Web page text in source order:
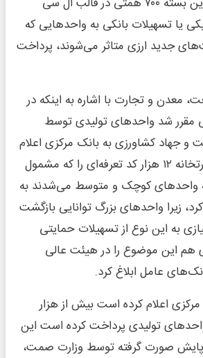
یا تسهیلات بانکی به واحدهایی که
جدید ارزی متاثر می‌شوند، پرداخت
معدن و تجارت با اشاره به اینکه در
مقرر شد واحدهای تولیدی توسط
جهاد کشاورزی به بانک مرکزی اعلام
شوند، گفت: این وزارتخانه ۱۲ هزار کد تعرفه‌ای را که مشمول
واحدهای کوچک و متوسط می‌شدند به
زیرا واحدهای بزرگ توانایی بازگشت
به این نوع از تسهیلات حمایتی
هم این موضوع را در هیئت عالی
عامل ابلاغ کرد.
مرکزی اعلام کرده است بیش از هزار
تولیدی پرداخت کرده است این
صورت گرفته توسط وزارت صمت،